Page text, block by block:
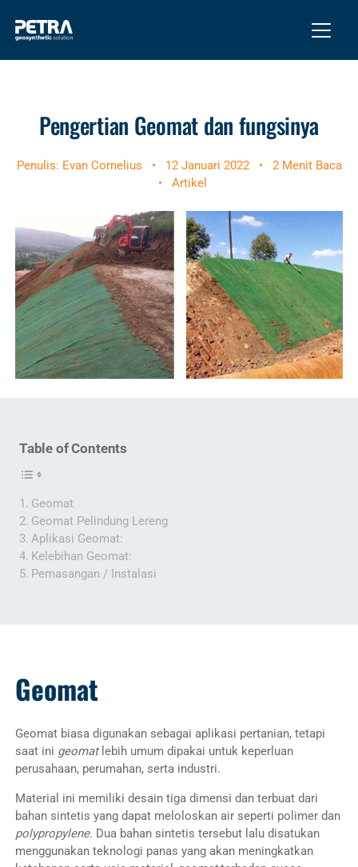
Pengertian Geomat dan fungsinya
Penulis: Evan Cornelius • 12 Januari 2022 •
2 Menit Baca
•
Artikel
Table of Contents
Geomat
Geomat Pelindung Lereng
Aplikasi Geomat:
Kelebihan Geomat:
Pemasangan / Instalasi
Geomat
Geomat biasa digunakan sebagai aplikasi pertanian, tetapi
saat ini geomatlebih umum dipakai untuk keperluan
perusahaan, perumahan, serta industri.
Material ini memiliki desain tiga dimensi dan terbuat dari
bahan sintetis yang dapat meloloskan air seperti polimer dan
polypropylene. Dua bahan sintetis tersebut lalu disatukan
menggunakan teknologi panas yang akan meningkatkan